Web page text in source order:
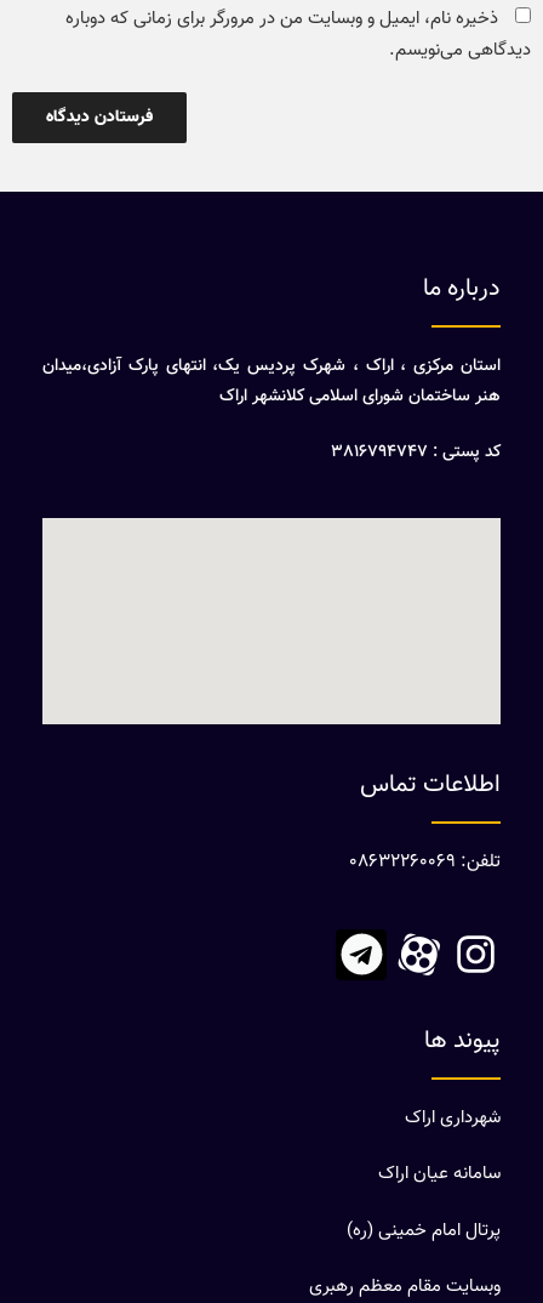
ذخیره نام، ایمیل و وبسایت من در مرورگر برای زمانی که دوباره
دیدگاهی می‌نویسم.
درباره ما
استان مرکزی ، اراک ، شهرک پردیس یک، انتهای پارک آزادی،میدان
هنر ساختمان شورای اسلامی کلانشهر اراک
کد پستی : 3816794747
اطلاعات تماس
تلفن: 08632260069
پیوند ها
شهرداری اراک
سامانه عیان اراک
پرتال امام خمینی (ره)
وبسایت مقام معظم رهبری